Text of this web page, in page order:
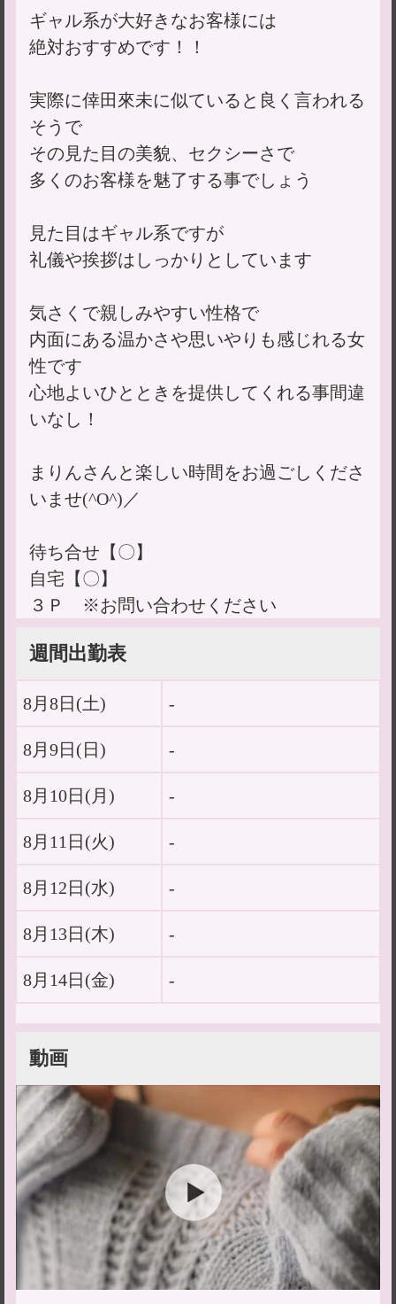
ギャル系が大好きなお客様には
絶対おすすめです！！
実際に倖田來未に似ていると良く言われる
そうで
その見た目の美貌、セクシーさで
多くのお客様を魅了する事でしょう
見た目はギャル系ですが
礼儀や挨拶はしっかりとしています
気さくで親しみやすい性格で
内面にある温かさや思いやりも感じれる女
性です
心地よいひとときを提供してくれる事間違
いなし！
まりんさんと楽しい時間をお過ごしくださ
いませ(^O^)／
待ち合せ【〇】
自宅【〇】
３Ｐ ※お問い合わせください
週間出勤表
8月8日(土) -
8月9日(日) -
8月10日( 月) -
8月11日(火) -
8月12日(水) -
8月13日(木) -
8月14日(金) -
動画